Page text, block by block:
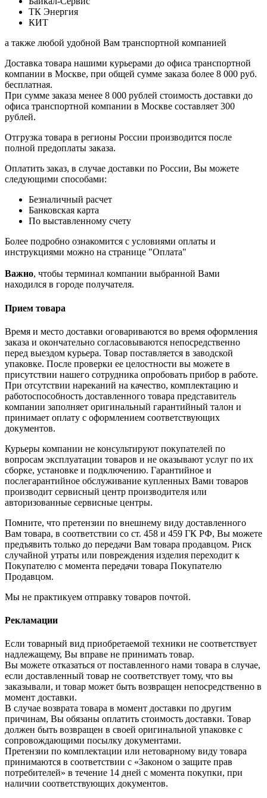
ТК Энергия
КИТ
а также любой удобной Вам транспортной компанией
Доставка товара нашими курьерами до офиса транспортной
компании в Москве, при общей сумме заказа более 8 000 руб.
бесплатная.
При сумме заказа менее 8 000 рублей стоимость доставки до
офиса транспортной компании в Москве составляет 300
рублей.
Отгрузка товара в регионы России производится после
полной предоплаты заказа.
Оплатить заказ, в случае доставки по России, Вы можете
следующими способами:
Безналичный расчет
Банковская карта
По выставленному счету
Более подробно ознакомится с условиями оплаты и
инструкциями можно на странице "Оплата"
Важно, чтобы терминал компании выбранной Вами
находился в городе получателя.
Прием товара
Время и место доставки оговариваются во время оформления
заказа и окончательно согласовываются непосредственно
перед выездом курьера. Товар поставляется в заводской
упаковке. После проверки ее целостности вы можете в
присутствии нашего сотрудника опробовать прибор в работе.
При отсутствии нареканий на качество, комплектацию и
работоспособность доставленного товара представитель
компании заполняет оригинальный гарантийный талон и
принимает оплату с оформлением соответствующих
документов.
Курьеры компании не консультируют покупателей по
вопросам эксплуатации товаров и не оказывают услуг по их
сборке, установке и подключению. Гарантийное и
послегарантийное обслуживание купленных Вами товаров
производит сервисный центр производителя или
авторизованные сервисные центры.
Помните, что претензии по внешнему виду доставленного
Вам товара, в соответствии со ст. 458 и 459 ГК РФ, Вы можете
предъявить только до передачи Вам товара продавцом. Риск
случайной утраты или повреждения изделия переходит к
Покупателю с момента передачи товара Покупателю
Продавцом.
Мы не практикуем отправку товаров почтой.
Рекламации
Если товарный вид приобретаемой техники не соответствует
надлежащему, Вы вправе не принимать товар.
Вы можете отказаться от поставленного нами товара в случае,
если доставленный товар не соответствует тому, что вы
заказывали, и товар может быть возвращен непосредственно в
момент доставки.
В случае возврата товара в момент доставки по другим
причинам, Вы обязаны оплатить стоимость доставки. Товар
должен быть возвращен в своей оригинальной упаковке с
сопровождающими посылку документами.
Претензии по комплектации или нетоварному виду товара
принимаются в соответствии с «Законом о защите прав
потребителей» в течение 14 дней с момента покупки, при
наличии соответствующих документов.